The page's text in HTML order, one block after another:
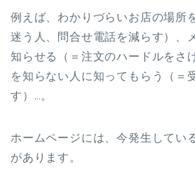
例えば、わかりづらいお店の場所
迷う人、問合せ電話を減らす）、
知らせる（＝注文のハードルをさ
を知らない人に知ってもらう（＝
す）…。
ホームページには、今発生してい
があります。